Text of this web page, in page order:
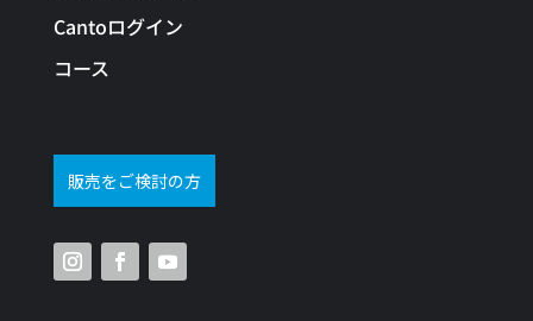
Cantoログイン
コース
販売をご検討の方